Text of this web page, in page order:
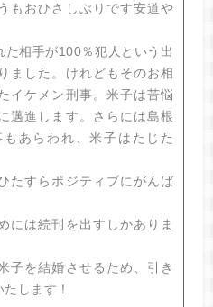
おひさしぶりです安道や
相手が100％犯人という出
ました。けれどもそのお相
イケメン刑事。米子は苦悩
邁進します。さらには島根
あらわれ、米子はたじた
たすらポジティブにがんば
には続刊を出すしかありま
子を結婚させるため、引き
します！